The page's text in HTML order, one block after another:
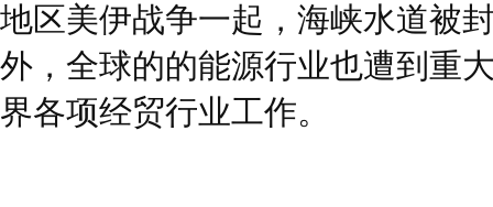
地区美伊战争一起，海峡水道被
外，全球的的能源行业也遭到重
界各项经贸行业工作。